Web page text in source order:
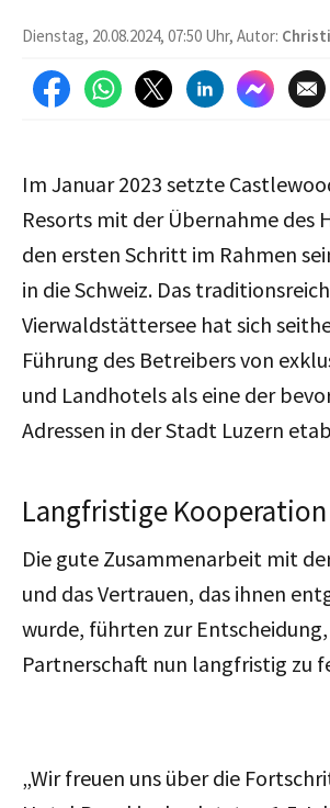
Dienstag, 20.08.2024, 07:50 Uhr, Autor:
Im Januar 2023 setzte
Resorts mit der Übernahme des
den ersten Schritt im Rahmen
in die Schweiz. Das
Vierwaldstättersee hat sich
Führung des Betreibers von
und Landhotels als eine der
Adressen in der Stadt Luzern
Langfristige
Die gute Zusammenarbeit mit
und das Vertrauen, das ihnen
wurde, führten zur
Partnerschaft nun langfristig zu
„Wir freuen uns über die